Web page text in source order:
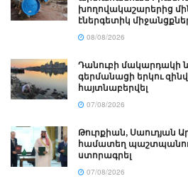
խողովակաշարերից
էներգետիկ
08/08/2026
Դանուբի մակարդակի
գերմանացի երկու
հայտնաբերվել
07/08/2026
Թուրքիան, Սաուդյան
համատեղ
ստորագրել
07/08/2026